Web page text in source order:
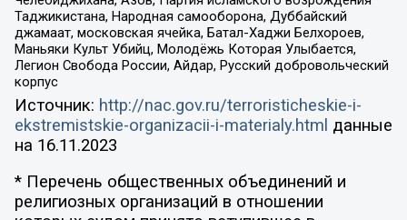
Таджикистана, Народная самооборона, Дуббайский
джамаат, московская ячейка, Батал-Хаджи Белхороев,
Маньяки Культ Убийц, Молодёжь Которая Улыбается,
Легион Свобода России, Айдар, Русский добровольческий
корпус
Источник: http://nac.gov.ru/terroristicheskie-i-
ekstremistskie-organizacii-i-materialy.html данные
на 16.11.2023
* Перечень общественных объединений и
религиозных организаций в отношении